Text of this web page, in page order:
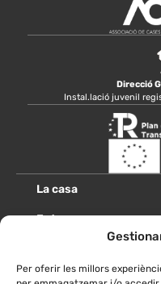
Per oferir les millors
Direcció
Instal.lació juvenil
La casa
Entorn
Grups